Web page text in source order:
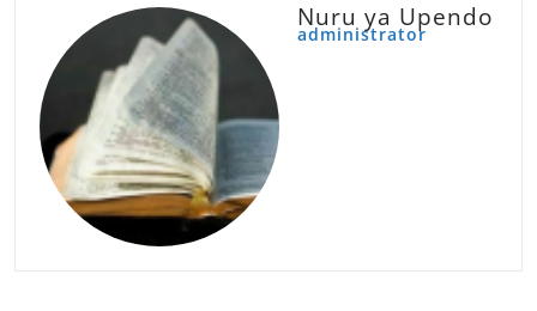
Nuru ya Upendo
administrator